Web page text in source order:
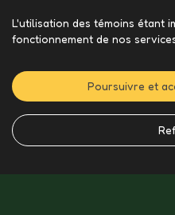
L'utilisation des témoins étant
fonctionnement de nos
Poursuivre et